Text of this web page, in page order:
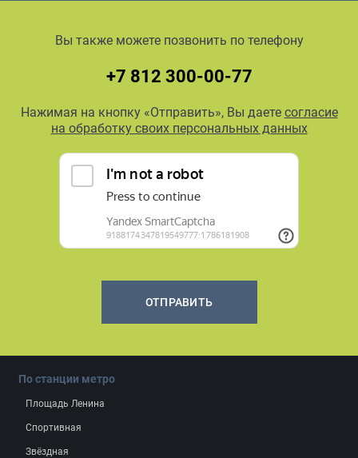
Вы также можете позвонить по телефону
+7 812 300-00-77
Нажимая на кнопку «Отправить», Вы даете согласие
на обработку своих персональных данных
ОТПРАВИТЬ
По станции метро
Площадь Ленина
Спортивная
Звёздная